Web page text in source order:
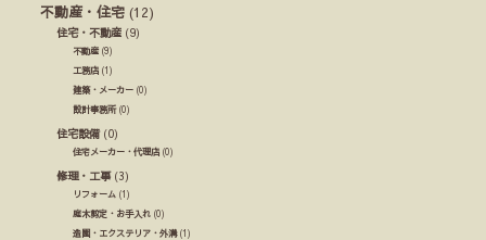
不動産・住宅 (12)
住宅・不動産 (9)
不動産 (9)
工務店 (1)
建築・メーカー (0)
設計事務所(0)
住宅設備(0)
住宅メーカー・代理店 (0)
修理・工事(3)
リフォーム (1)
庭木剪定・お手入れ (0)
造園・エクステリア・外溝(1)